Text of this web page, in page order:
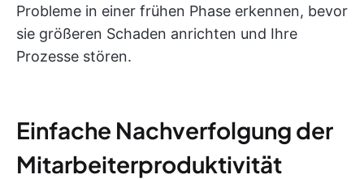
Probleme in einer frühen Phase erkennen, bevor
sie größeren Schaden anrichten und Ihre
Prozesse stören.
Einfache Nachverfolgung der
Mitarbeiterproduktivität